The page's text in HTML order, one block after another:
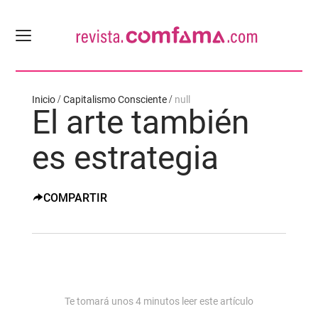
Inicio Capitalismo Consciente null
El arte también
es estrategia
COMPARTIR
Te tomará unos4 minutos leer este artículo